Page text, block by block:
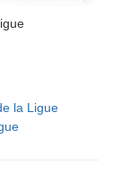
la Ligue